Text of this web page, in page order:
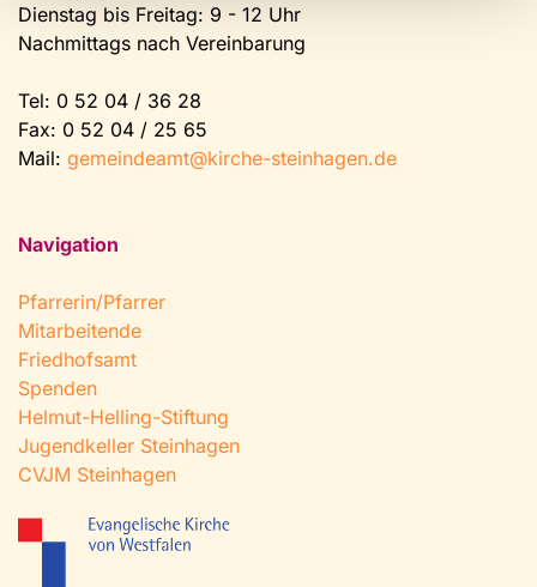
Dienstag bis Freitag: 9 - 12 Uhr
Nachmittags nach Vereinbarung
Tel: 0 52 04 / 36 28
Fax: 0 52 04 / 25 65
Mail: gemeindeamt@kirche-steinhagen.de
Navigation
Pfarrerin/Pfarrer
Mitarbeitende
Friedhofsamt
Spenden
Helmut-Helling-Stiftung
Jugendkeller Steinhagen
CVJM Steinhagen